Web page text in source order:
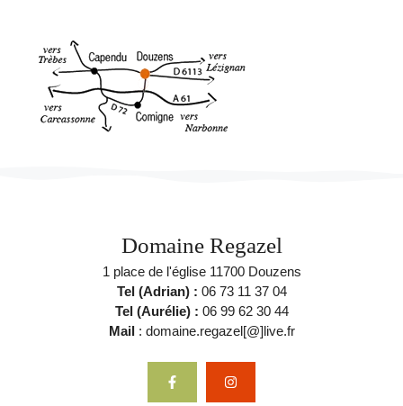
Domaine Regazel
1 place de l'église 11700 Douzens
Tel (Adrian) : 06 73 11 37 04
Tel (Aurélie) : 06 99 62 30 44
Mail : domaine.regazel[@]live.fr